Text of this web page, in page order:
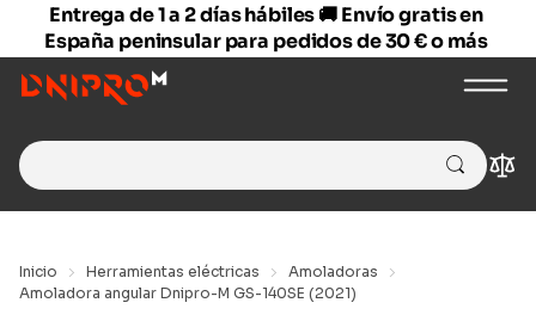
Entrega de 1 a 2 días hábiles 🚚 Envío gratis en
España peninsular para pedidos de 30 € o más
Search
for:
Inicio Herramientas eléctricas
Amoladoras
Amoladora angular Dnipro-M GS-140SE (2021)